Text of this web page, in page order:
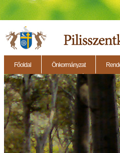
Főoldal Önkormányzat
2014.11.27. - Testületi ülés